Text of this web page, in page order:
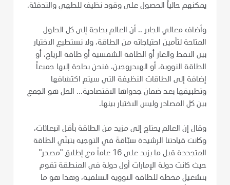
يمكنهم حالياً الحصول على وقود نظيف للطهي والتدفئة.
وأضاف معالي الجابر .. أن العالم بحاجة إلى كل الحلول
المتاحة لتأمين احتياجاته من الطاقة، ولا نستطيع الاختيار
بين النفط والغاز أو الطاقة الشمسية أو طاقة الرياح، أو
الطاقة النووية، أو الهيدروجين، فنحن بحاجة إليها جميعاً
إضافة إلى الطاقات النظيفة التي سيتم اكتشافها
وتطبيقها بعد ضمان جدواها الاقتصادية... الحل هو الجمع
بين كل المصادر وليس الاختيار بينها.
وقال إن العالم يحتاج إلى مزيد من الطاقة بأقل انبعاثات،
وكانت قيادتنا الرشيدة سبّاقةً في التوجيه بتبنّي الطاقة
المتجددة قبل ما يزيد على 16 عاماً مع إطلاق "مصدر"
حيث كانت دولة الإمارات أول دولة في المنطقة تقوم
بتشغيل محطة للطاقة النووية السلمية، وهذا هو ما